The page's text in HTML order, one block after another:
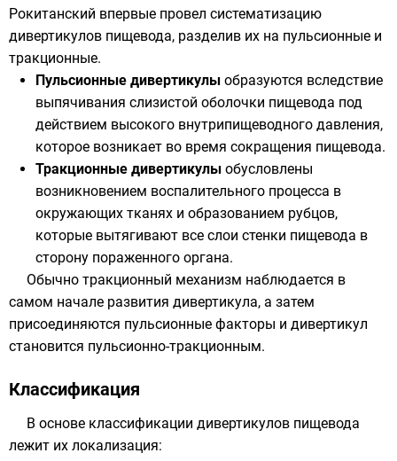
Рокитанский впервые провел систематизацию
дивертикулов пищевода, разделив их на пульсионные и
тракционные.
Пульсионные дивертикулы образуются вследствие
выпячивания слизистой оболочки пищевода под
действием высокого внутрипищеводного давления,
которое возникает во время сокращения пищевода.
Тракционные дивертикулы обусловлены
возникновением воспалительного процесса в
окружающих тканях и образованием рубцов,
которые вытягивают все слои стенки пищевода в
сторону пораженного органа.
Обычно тракционный механизм наблюдается в
самом начале развития дивертикула, а затем
присоединяются пульсионные факторы и дивертикул
становится пульсионно-тракционным.
Классификация
В основе классификации дивертикулов пищевода
лежит их локализация: